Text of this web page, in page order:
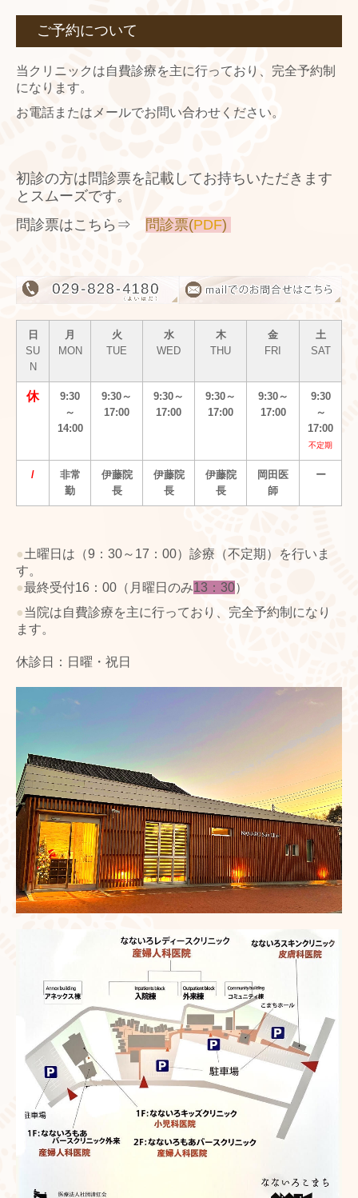
ご予約について
当クリニックは自費診療を主に行っており、完全予約制
になります。
お電話またはメールでお問い合わせください。
初診の方は問診票を記載してお持ちいただきます
とスムーズです。
問診票はこちら⇒
問診票(PDF)
日
SU
N
月
MON
火
TUE
水
WED
木
THU
金
FRI
土
SAT
休
9:30
～
14:00
9:30～
17:00
9:30～
17:00
9:30～
17:00
9:30～
17:00
9:30
～
17:00
不定期
/
非常
勤
伊藤院
長
伊藤院
長
伊藤院
長
岡田医
師
ー
●土曜日は（9：30～17：00）診療（不定期）を行いま
す。
●最終受付16：00（ 月曜日のみ13：30）
●当院は自費診療を主に行っており、完全予約制になり
ます。
休診日：日曜・祝日